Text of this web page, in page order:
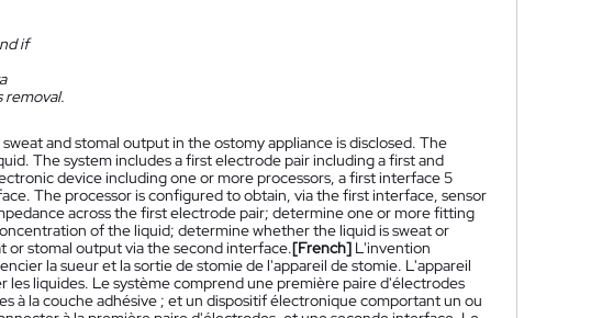
if
removal.
and stomal output in the ostomy appliance is disclosed. The
The system includes a first electrode pair including a first and
device including one or more processors, a first interface 5
The processor is configured to obtain, via the first interface, sensor
across the first electrode pair; determine one or more fitting
of the liquid; determine whether the liquid is sweat or
or stomal output via the second interface.[French] L'invention
la sueur et la sortie de stomie de l'appareil de stomie. L'appareil
liquides. Le système comprend une première paire d'électrodes
la couche adhésive ; et un dispositif électronique comportant un ou